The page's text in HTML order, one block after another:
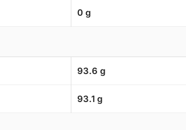
0 g
93.6 g
93.1 g